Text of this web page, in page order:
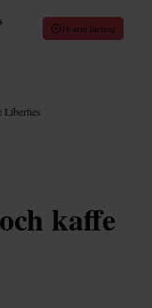
16 min läsning
Liberties
kaffe